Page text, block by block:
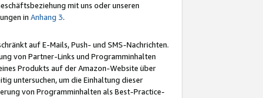
mit uns oder unseren
in Anhang 3.
auf E-Mails, Push- und SMS-Nachrichten.
von Partner-Links und Programminhalten
Produkts auf der Amazon-Website über
untersuchen, um die Einhaltung dieser
von Programminhalten als Best-Practice-